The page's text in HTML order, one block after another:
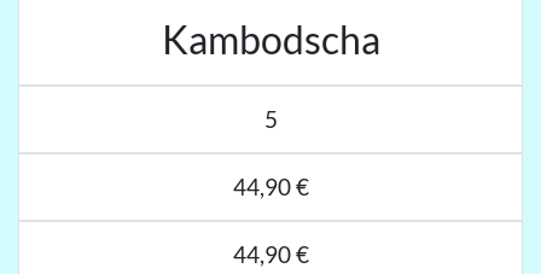
Kambodscha
5
44,90 €
44,90 €